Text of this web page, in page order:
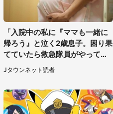
「入院中の私に『ママも一緒に
帰ろう』と泣く2歳息子。困り果
てていたら救急隊員がやってき
て...」（大阪府・50代女性）
Jタウンネット読者